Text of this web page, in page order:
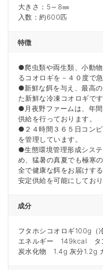
大きさ：5～8㎜
入数：約600匹
特徴
●爬虫類や両生類、小動
るコオロギを－４０度で
●新鮮な餌を与え、最高
た新鮮な冷凍コオロギです
●月夜野ファームは、年
供給を行っております。
●２４時間３６５日コン
を管理しています。
●生態環境管理形成シス
め、猛暑の真夏でも極寒
全で健康な餌をお届けす
安定供給を可能にしており
成分
フタホシコオロギ100g（
エネルギー 149kcal
炭水化物 1.4g 灰分1.2g